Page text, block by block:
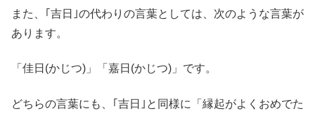
また、｢吉日｣の代わりの言葉としては、次のような言葉が
あります。
「佳日(かじつ)」「嘉日(かじつ)」です。
どちらの言葉にも、｢吉日｣と同様に「縁起がよくおめでた